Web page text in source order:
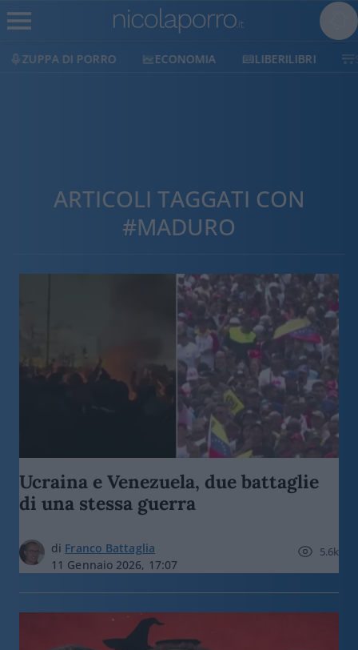
ECONOMIA LIBERILIBRI SHOP SOSTIENICI
ARTICOLI TAGGATI CON
#MADURO
Ucraina e Venezuela, due battaglie
di una stessa guerra
di Franco Battaglia
11 Gennaio 2026, 17:07
5.6k